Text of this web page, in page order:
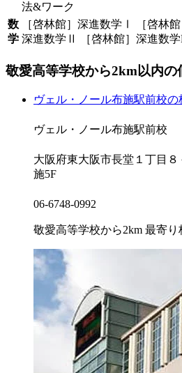
法&ワーク
数
学
［啓林館］深進数学Ⅰ ［啓林
深進数学Ⅱ ［啓林館］深進数学
敬愛高等学校から2km以内の
ヴェル・ノール布施駅前校の
ヴェル・ノール布施駅前校
大阪府東大阪市長堂１丁目
施5F
06-6748-0992
敬愛高等学校から2km 最寄り